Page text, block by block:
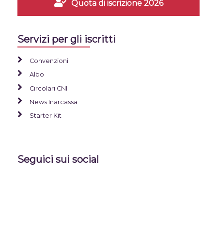
Quota di iscrizione 2026
Servizi per gli iscritti
Convenzioni
Albo
Circolari CNI
News Inarcassa
Starter Kit
Seguici sui social